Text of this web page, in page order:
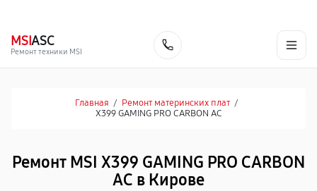
MSIASC
Ремонт техники MSI
Главная / Ремонт материнских плат /
X399 GAMING PRO CARBON AC
Ремонт MSI X399 GAMING PRO CARBON
AC в Кирове